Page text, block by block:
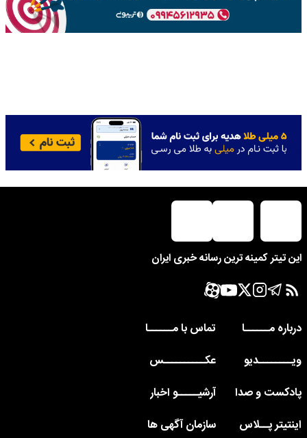
این تیتر کمینه ترین رسانه خبری ایران
درباره مــــــا
تماس با مــــــا
ویــــــــدیو
عکــــــــــس
پادکست و صدا
آرشیـــــو اخبار
اینتیتر پــلاس
سازمان آگهی ها